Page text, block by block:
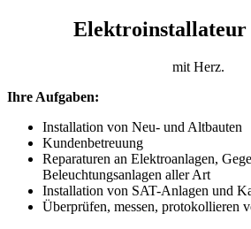
Elektroinstallateur
mit Herz.
Ihre Aufgaben:
Installation von Neu- und Altbauten
Kundenbetreuung
Reparaturen an Elektroanlagen,
Beleuchtungsanlagen aller Art
Installation von SAT-Anlagen und
Überprüfen, messen, protokollieren